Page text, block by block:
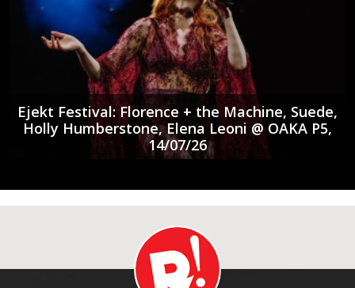
Ejekt Festival: Florence + the Machine, Suede,
Holly Humberstone, Elena Leoni @ ΟΑΚΑ P5,
14/07/26